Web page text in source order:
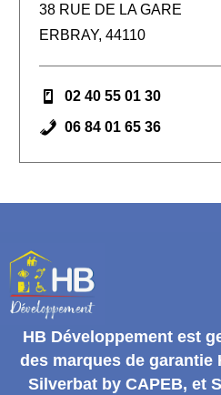
38 RUE DE LA GARE
ERBRAY, 44110
02 40 55 01 30
06 84 01 65 36
HB Développement est
des marques de garantie
Silverbat by CAPEB, et